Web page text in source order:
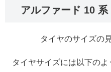
アルファード 10
タイヤのサイズの
タイヤサイズには以下のよ